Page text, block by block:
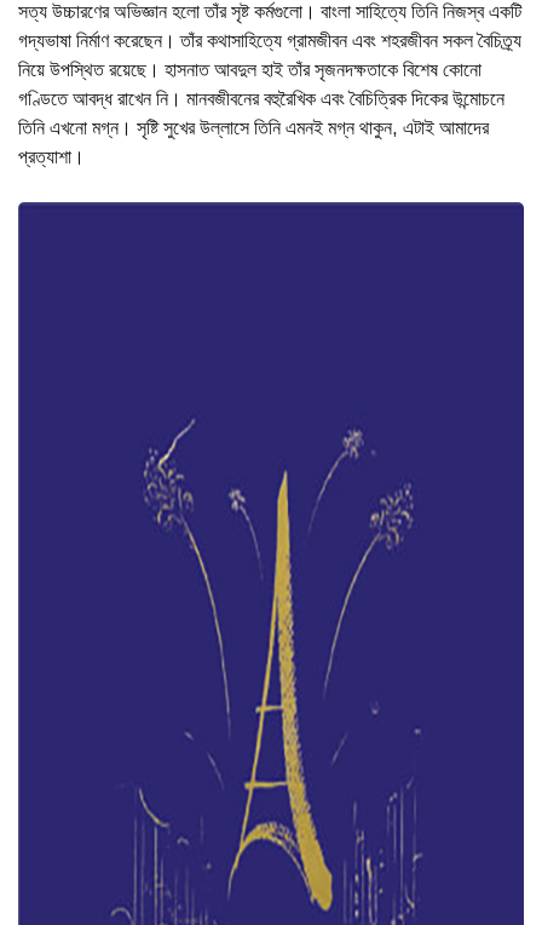
সত্য উচ্চারণের অভিজ্ঞান হলো তাঁর সৃষ্ট কর্মগুলো। বাংলা সাহিত্যে তিনি নিজস্ব একটি
গদ্যভাষা নির্মাণ করেছেন। তাঁর কথাসাহিত্যে গ্রামজীবন এবং শহরজীবন সকল বৈচিত্র্য
নিয়ে উপস্থিত রয়েছে। হাসনাত আবদুল হাই তাঁর সৃজনদক্ষতাকে বিশেষ কোনো
গণ্ডিতে আবদ্ধ রাখেন নি। মানবজীবনের বহুরৈখিক এবং বৈচিত্রিক দিকের উন্মোচনে
তিনি এখনো মগ্ন। সৃষ্টি সুখের উল্লাসে তিনি এমনই মগ্ন থাকুন, এটাই আমাদের
প্রত্যাশা।